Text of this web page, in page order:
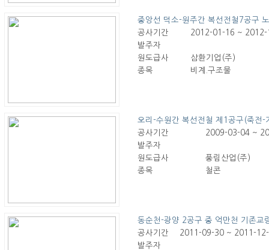
중앙선 덕소-원주간 복선전철7공구
공사기간
2012-01-16 ~ 2012-
발주자
원도급사
삼환기업(주)
종목
비계.구조물
오리-수원간 복선전철 제1공구(죽전
공사기간
2009-03-04 ~
발주자
원도급사
풍림산업(주)
종목
철콘
동순천-광양 2공구 중 억만천 기존교
공사기간
2011-09-30 ~ 2011-
발주자